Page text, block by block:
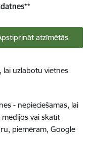
**
atzīmētās
lai uzlabotu vietnes
- nepieciešamas, lai
vai skatīt
piemēram, Google